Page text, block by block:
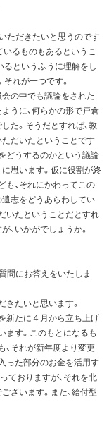
ただきたいと思うのです
いるものもあるというこ
るというふうに理解をし
れが一つです。
の中でも議論をされた
うに、何らかの形で戸倉
た。そうだとすれば、教
だいたということです
どうするのかという議論
思います。仮に役割が終
も、それにかわってこの
遺志をどうあらわしてい
いたということだとすれ
、いかがでしょうか。
問にお答えをいたしま
たいと思います。
新たに４月から立ち上げ
ます。このもとになるも
、それが新年度より変更
った部分のお金を活用す
ておりますが、それを北
ざいます。また、給付型